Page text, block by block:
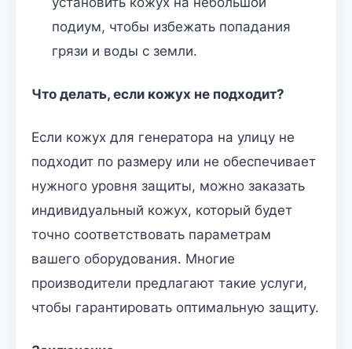
подиум, чтобы избежать попадания
грязи и воды с земли.
Что делать, если кожух не подходит?
Если кожух для генератора на улицу не
подходит по размеру или не обеспечивает
нужного уровня защиты, можно заказать
индивидуальный кожух, который будет
точно соответствовать параметрам
вашего оборудования. Многие
производители предлагают такие услуги,
чтобы гарантировать оптимальную защиту.